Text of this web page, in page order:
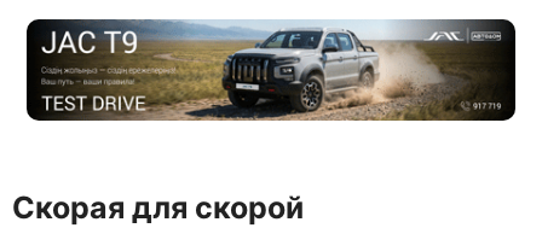
Скорая для скорой